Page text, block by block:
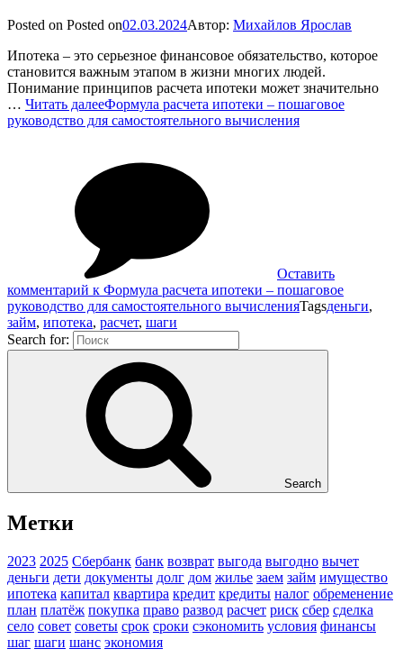
Posted on Posted on02.03.2024Автор: Михайлов Ярослав
Ипотека – это серьезное финансовое обязательство, которое
становится важным этапом в жизни многих людей.
Понимание принципов расчета ипотеки может значительно
… Читать далееФормула расчета ипотеки – пошаговое
руководство для самостоятельного вычисления
Оставить
комментарий к Формула расчета ипотеки – пошаговое
руководство для самостоятельного вычисленияTagsденьги,
займ, ипотека, расчет, шаги
Search for:
Search
Метки
2023 2025 Сбербанк банк возврат выгода выгодно вычет
деньги дети документы долг дом жилье заем займ имущество
ипотека капитал квартира кредит кредиты налог обременение
план платёж покупка право развод расчет риск сбер сделка
село совет советы срок сроки сэкономить условия финансы
шаг шаги шанс экономия